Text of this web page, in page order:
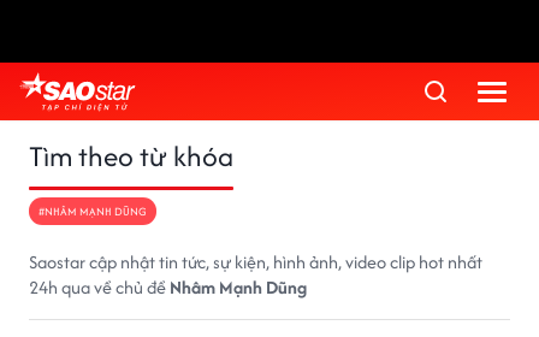
Tìm theo từ khóa
#NHÂM MẠNH DŨNG
Saostar cập nhật tin tức, sự kiện, hình ảnh, video clip hot nhất
24h qua về chủ đềNhâm Mạnh Dũng